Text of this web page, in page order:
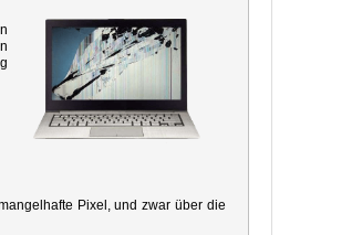
Pixel, und zwar über die